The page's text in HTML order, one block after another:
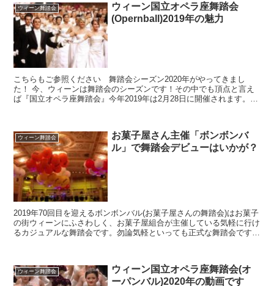
ウィーン舞踏会
ウィーン国立オペラ座舞踏会
(Opernball)2019年の魅力
こちらもご参照ください 舞踏会シーズン2020年がやってきまし
た！ 今、ウィーンは舞踏会のシーズンです！その中でも頂点と言え
ば『国立オペラ座舞踏会』今年2019年は2月28日に開催されます。
ウィーン舞踏会
お菓子屋さん主催「ボンボンバ
ル」で舞踏会デビューはいかが？
2019年70回目を迎えるボンボンバル(お菓子屋さんの舞踏会)はお菓子
の街ウィーンにふさわしく、お菓子屋組合が主催している気軽に行け
るカジュアルな舞踏会です。勿論気軽といっても正式な舞踏会ですか
ウィーン舞踏会
ウィーン国立オペラ座舞踏会(オ
ーパンバル)2020年の動画です